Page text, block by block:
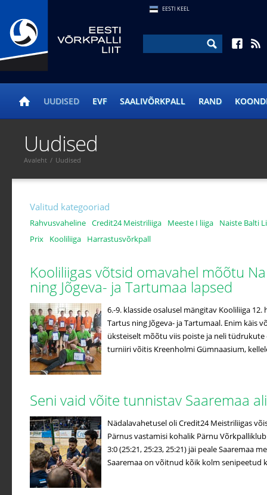
EESTI KEEL
UUDISED EVF SAALIVÕRKPALL RAND
Valitud kategooriad
Rahvusvaheline Credit24 Meistriliiga Meeste I liiga
Naiste Balti
Prix
Kooliliiga Harrastusvõrkpall
Kooliliigas võtsid omavahel mõõtu
ning Jõgeva- ja Tartumaa lapsed
6.-9. klasside osalusel mängitav Kooliliiga
Tartus ning Jõgeva- ja Tartumaal. Enim käis
üksteiselt mõõtu viis poiste ja neli tüdrukute
turniiri võitis Kreenholmi Gümnaasium,
Seni vaid võite tunnistav Saaremaa
Nädalavahetusel oli Credit24 Meistriliigas
Pärnus vastamisi kohalik Pärnu
3:0 (25:21, 25:23, 25:21) jäi peale Saaremaa
Saaremaa on võitnud kõik kolm senipeetud
Uudised
Avaleht / Uudised